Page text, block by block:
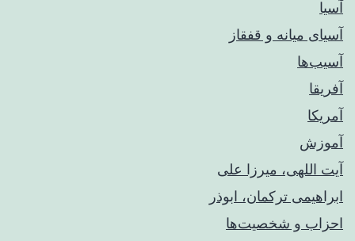
آسیا
آسیای میانه و قفقاز
آسیب‌ها
آفریقا
آمریکا
آموزش
آیت اللهی، میرزا علی
ابراهیمی ترکمان، ابوذر
احزاب و شخصیت‌ها